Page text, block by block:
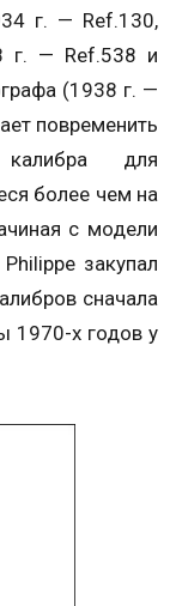
г. — Ref.130,
г. — Ref.538 и
(1938 г. —
повременить
для
более чем на
с модели
закупал
сначала
1970-х годов у